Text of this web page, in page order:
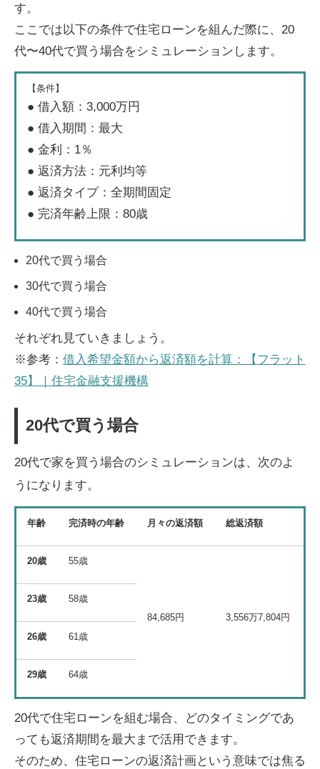
す。
ここでは以下の条件で住宅ローンを組んだ際に、20
代〜40代で買う場合をシミュレーションします。
【条件】
● 借入額：3,000万円
● 借入期間：最大
● 金利：1％
● 返済方法：元利均等
● 返済タイプ：全期間固定
● 完済年齢上限：80歳
20代で買う場合
30代で買う場合
40代で買う場合
それぞれ見ていきましょう。
※参考： 借入希望金額から返済額を計算：【フラット
35】｜住宅金融支援機構
20代で買う場合
20代で家を買う場合のシミュレーションは、次のよ
うになります。
年齢 完済時の年齢 月々の返済額 総返済額
20歳 55歳
84,685円 3,556万7,804円
23歳 58歳
26歳 61歳
29歳 64歳
20代で住宅ローンを組む場合、どのタイミングであ
っても返済期間を最大まで活用できます。
そのため、住宅ローンの返済計画という意味では焦る